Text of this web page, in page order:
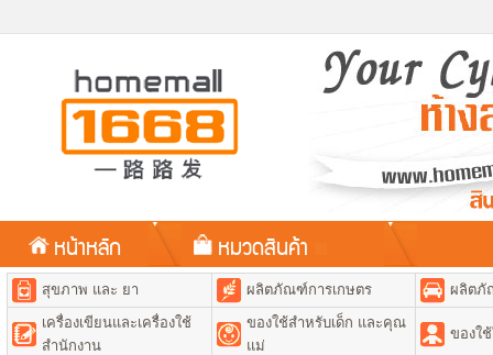
หน้าหลัก หมวดสินค้า
สุขภาพ และ ยา ผลิตภัณฑ์การเกษตร
ผลิตภั
เครื่องเขียนและเครื่องใช้
สำนักงาน
ของใช้สำหรับเด็ก และคุณ
แม่
ของใ